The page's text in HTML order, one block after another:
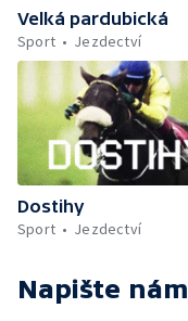
Velká pardubická
Sport
Jezdectví
Dostihy
Sport
Jezdectví
Napište nám